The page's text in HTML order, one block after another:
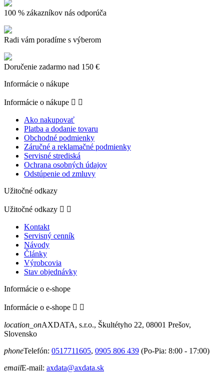
100 % zákazníkov nás odporúča
Radi vám poradíme s výberom
Doručenie zadarmo nad 150 €
Informácie o nákupe
Informácie o nákupe  
Ako nakupovať
Platba a dodanie tovaru
Obchodné podmienky
Záručné a reklamačné podmienky
Servisné strediská
Ochrana osobných údajov
Odstúpenie od zmluvy
Užitočné odkazy
Užitočné odkazy  
Kontakt
Servisný cenník
Návody
Články
Výrobcovia
Stav objednávky
Informácie o e-shope
Informácie o e-shope  
location_onAXDATA, s.r.o., Škultétyho 22, 08001 Prešov,
Slovensko
phoneTelefón: 0517711605, 0905 806 439 (Po-Pia: 8:00 - 17:00)
emailE-mail: axdata@axdata.sk